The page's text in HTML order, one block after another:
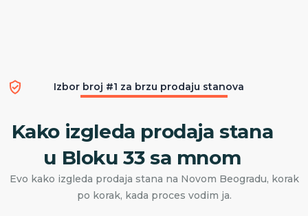
Izbor broj #1 za brzu prodaju stanova
Kako izgleda prodaja stana
u Bloku 33 sa mnom
Evo kako izgleda prodaja stana na Novom Beogradu, korak
po korak, kada proces vodim ja.